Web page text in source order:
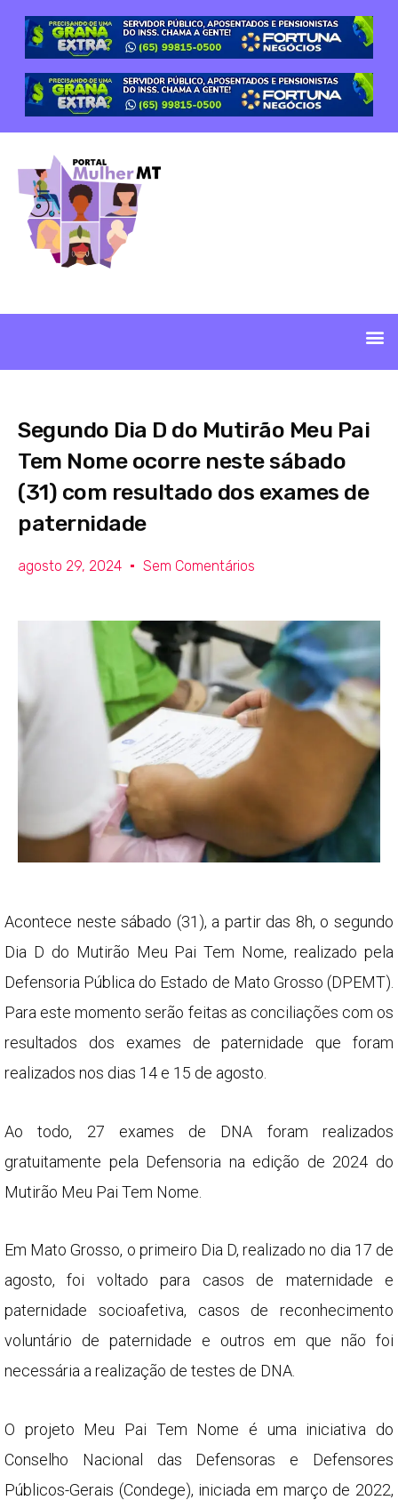
Segundo Dia D do Mutirão Meu Pai
Tem Nome ocorre neste sábado
(31) com resultado dos exames de
paternidade
agosto 29, 2024 Sem Comentários
Acontece neste sábado (31), a partir das 8h, o segundo
Dia D do Mutirão Meu Pai Tem Nome, realizado pela
Defensoria Pública do Estado de Mato Grosso (DPEMT).
Para este momento serão feitas as conciliações com os
resultados dos exames de paternidade que foram
realizados nos dias 14 e 15 de agosto.
Ao todo, 27 exames de DNA foram realizados
gratuitamente pela Defensoria na edição de 2024 do
Mutirão Meu Pai Tem Nome.
Em Mato Grosso, o primeiro Dia D, realizado no dia 17 de
agosto, foi voltado para casos de maternidade e
paternidade socioafetiva, casos de reconhecimento
voluntário de paternidade e outros em que não foi
necessária a realização de testes de DNA.
O projeto Meu Pai Tem Nome é uma iniciativa do
Conselho Nacional das Defensoras e Defensores
Públicos-Gerais (Condege), iniciada em março de 2022,